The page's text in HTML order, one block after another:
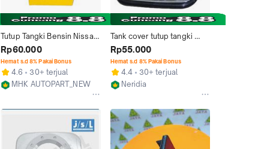
Tutup Tangki Bensin Nissan
Livina March Juke Serena
Terrano Xtrail Datsun Go
Teana
Rp60.000
Hemat s.d 8% Pakai Bonus
4.6
30+ terjual
MHK AUTOPART_NEW
Tank cover tutup tangki
bensin mobil Datsun Go
luxury black
Rp55.000
Hemat s.d 8% Pakai Bonus
4.4
30+ terjual
Neridia